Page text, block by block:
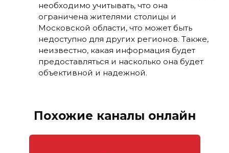
необходимо учитывать, что она
ограничена жителями столицы и
Московской области, что может быть
недоступно для других регионов. Также,
неизвестно, какая информация будет
предоставляться и насколько она будет
объективной и надежной.
Похожие каналы онлайн